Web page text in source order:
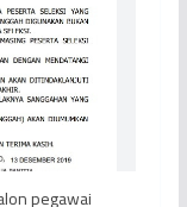
pegawai